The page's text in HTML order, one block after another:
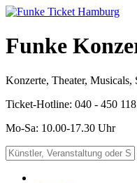
Funke
Konzerte, Theater, Musicals,
Ticket-Hotline: 040 - 450
Mo-Sa: 10.00-17.30 Uhr